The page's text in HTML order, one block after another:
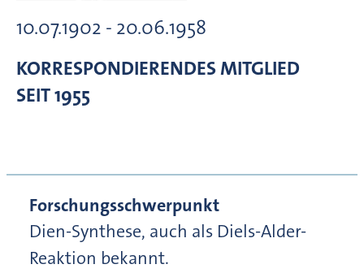
10.07.1902 - 20.06.1958
KORRESPONDIERENDES MITGLIED
SEIT 1955
Forschungsschwerpunkt
Dien-Synthese, auch als Diels-Alder-
Reaktion bekannt.